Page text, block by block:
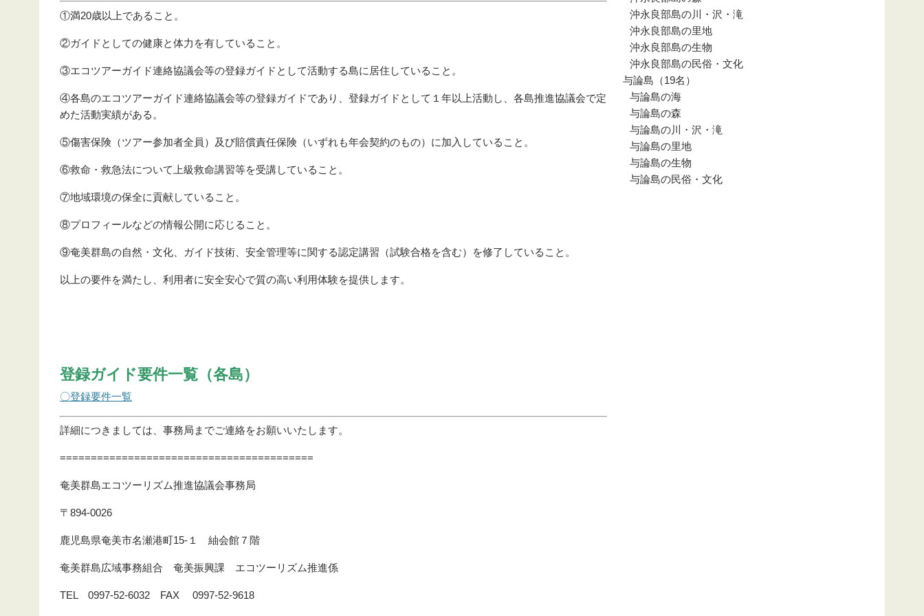
①満20歳以上であること。
②ガイドとしての健康と体力を有していること。
③エコツアーガイド連絡協議会等の登録ガイドとして活動する島に居住していること。
④各島のエコツアーガイド連絡協議会等の登録ガイドであり、登録ガイドとして１年以上活動し、各島推進協議会で定
めた活動実績がある。
⑤傷害保険（ツアー参加者全員）及び賠償責任保険（いずれも年会契約のもの）に加入していること。
⑥救命・救急法について上級救命講習等を受講していること。
⑦地域環境の保全に貢献していること。
⑧プロフィールなどの情報公開に応じること。
⑨奄美群島の自然・文化、ガイド技術、安全管理等に関する認定講習（試験合格を含む）を修了していること。
以上の要件を満たし、利用者に安全安心で質の高い利用体験を提供します。
登録ガイド要件一覧（各島）
〇登録要件一覧
詳細につきましては、事務局までご連絡をお願いいたします。
=========================================
奄美群島エコツーリズム推進協議会事務局
〒894-0026
鹿児島県奄美市名瀬港町15-１ 紬会館７階
奄美群島広域事務組合 奄美振興課 エコツーリズム推進係
TEL 0997-52-6032 FAX 0997-52-9618
沖永良部島の川・沢・滝
沖永良部島の里地
沖永良部島の生物
沖永良部島の民俗・文化
与論島（19名）
与論島の海
与論島の森
与論島の川・沢・滝
与論島の里地
与論島の生物
与論島の民俗・文化